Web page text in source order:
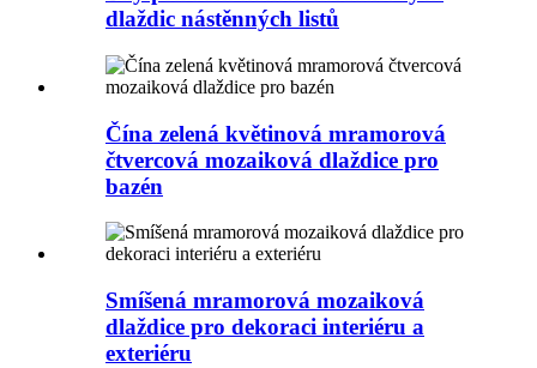
dlaždic nástěnných listů
Čína zelená květinová mramorová
čtvercová mozaiková dlaždice pro
bazén
Smíšená mramorová mozaiková
dlaždice pro dekoraci interiéru a
exteriéru